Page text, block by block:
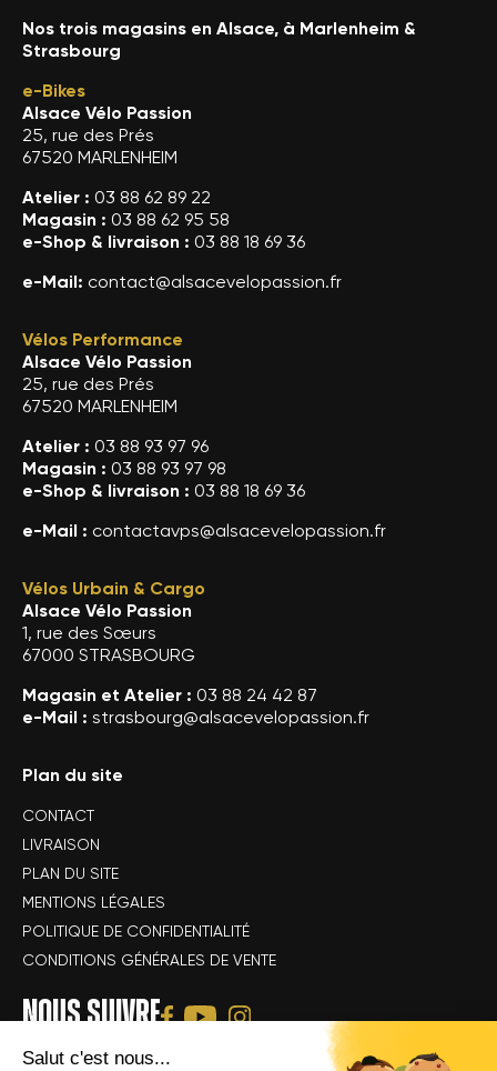
Nos trois magasins en Alsace, à Marlenheim &
Strasbourg
e-Bikes
Alsace Vélo Passion
25, rue des Prés
67520 MARLENHEIM
Atelier : 03 88 62 89 22
Magasin : 03 88 62 95 58
e-Shop & livraison : 03 88 18 69 36
e-Mail: contact@alsacevelopassion.fr
Vélos Performance
Alsace Vélo Passion
25, rue des Prés
67520 MARLENHEIM
Atelier : 03 88 93 97 96
Magasin : 03 88 93 97 98
e-Shop & livraison : 03 88 18 69 36
e-Mail : contactavps@alsacevelopassion.fr
Vélos Urbain & Cargo
Alsace Vélo Passion
1, rue des Sœurs
67000 STRASBOURG
Magasin et Atelier : 03 88 24 42 87
e-Mail : strasbourg@alsacevelopassion.fr
Plan du site
CONTACT
LIVRAISON
PLAN DU SITE
MENTIONS LÉGALES
POLITIQUE DE CONFIDENTIALITÉ
CONDITIONS GÉNÉRALES DE VENTE
NOUS SUIVRE
Salut c'est nous...